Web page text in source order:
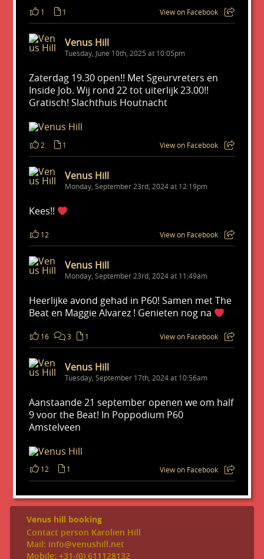
1 1 View on Facebook
Venus Hill
Tuesday, June 10th, 2025 at 10:05pm
Zaterdag 19.30 open!! Met Sgeurvreters en
Inside Job. Wij rond 22 tot uiterlijk 23.00!!
Gratisch! Slachthuis Houtnacht
2 1 View on Facebook
Venus Hill
Monday, September 23rd, 2024 at 12:19pm
Kees!!
12 View on Facebook
Venus Hill
Monday, September 23rd, 2024 at 11:49am
Heerlijke avond gehad in P60! Samen met The
Beat en Maggie Alvarez ! Genieten nog na
16 3 1 View on Facebook
Venus Hill
Tuesday, September 17th, 2024 at 10:56am
Aanstaande 21 september openen we om half
9 voor the Beat! In Poppodium P60
Amstelveen
12 1 View on Facebook
Venus hill booking
Contact person Karolien Hill
Mail: info@venushill.net
Mobile: +31-(0) 611128132